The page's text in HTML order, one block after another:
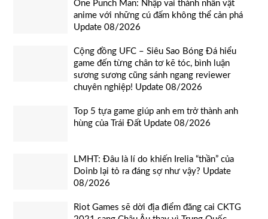
One Punch Man: Nhập vai thành nhân vật
anime với những cú đấm không thể cản phá
Update 08/2026
Cộng đồng UFC – Siêu Sao Bóng Đá hiểu
game đến từng chân tơ kẽ tóc, bình luận
sương sương cũng sánh ngang reviewer
chuyên nghiệp! Update 08/2026
Top 5 tựa game giúp anh em trở thành anh
hùng của Trái Đất Update 08/2026
LMHT: Đâu là lí do khiến Irelia “thần” của
Doinb lại tỏ ra đáng sợ như vậy? Update
08/2026
Riot Games sẽ dời địa điểm đăng cai CKTG